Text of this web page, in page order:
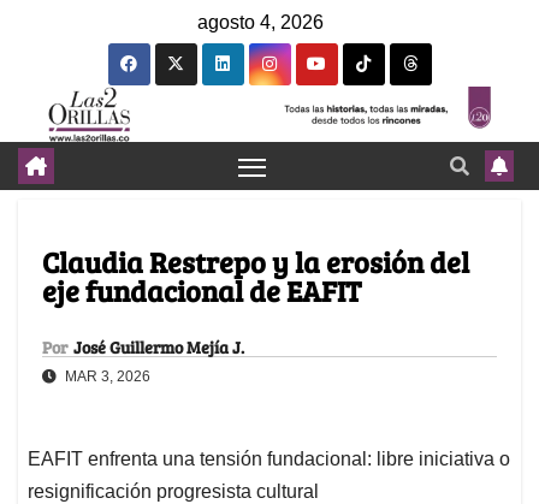
agosto 4, 2026
Claudia Restrepo y la erosión del
eje fundacional de EAFIT
Por José Guillermo Mejía J.
MAR 3, 2026
EAFIT enfrenta una tensión fundacional: libre iniciativa o
resignificación progresista cultural